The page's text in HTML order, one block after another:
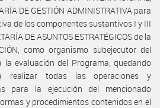
DE GESTIÓN ADMINISTRATIVA para
de los componentes sustantivos I y III
DE ASUNTOS ESTRATÉGICOS de la
como organismo subejecutor del
evaluación del Programa, quedando
realizar todas las operaciones y
para la ejecución del mencionado
y procedimientos contenidos en el